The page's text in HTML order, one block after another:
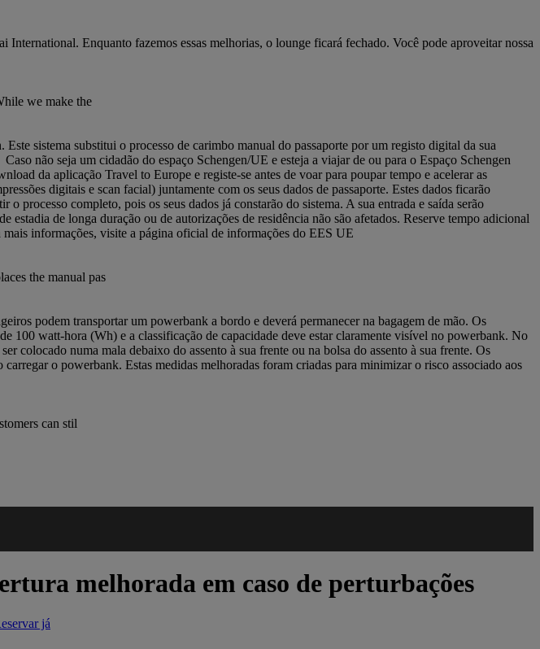
Enquanto fazemos essas melhorias, o lounge ficará fechado. Você pode aproveitar nossa
we make the
sistema substitui o processo de carimbo manual do passaporte por um registo digital da sua
não seja um cidadão do espaço Schengen/UE e esteja a viajar de ou para o Espaço Schengen
da aplicação Travel to Europe e registe-se antes de voar para poupar tempo e acelerar as
digitais e scan facial) juntamente com os seus dados de passaporte. Estes dados ficarão
processo completo, pois os seus dados já constarão do sistema. A sua entrada e saída serão
de longa duração ou de autorizações de residência não são afetados. Reserve tempo adicional
informações, visite a página oficial de informações do EES UE
the manual pas
podem transportar um powerbank a bordo e deverá permanecer na bagagem de mão. Os
100 watt-hora (Wh) e a classificação de capacidade deve estar claramente visível no powerbank. No
colocado numa mala debaixo do assento à sua frente ou na bolsa do assento à sua frente. Os
o powerbank. Estas medidas melhoradas foram criadas para minimizar o risco associado aos
can stil
melhorada em caso de perturbações
já